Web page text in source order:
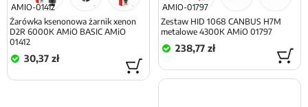
AMIO-01412
Żarówka ksenonowa żarnik xenon
D2R 6000K AMiO BASIC AMiO
01412
30,37 zł
AMIO-01797
Zestaw HID 1068 CANBUS H7M
metalowe 4300K AMiO 01797
238,77 zł